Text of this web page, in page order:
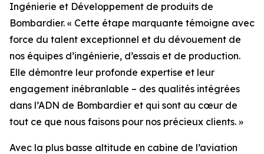
Ingénierie et Développement de produits de
Bombardier. « Cette étape marquante témoigne avec
force du talent exceptionnel et du dévouement de
nos équipes d’ingénierie, d’essais et de production.
Elle démontre leur profonde expertise et leur
engagement inébranlable – des qualités intégrées
dans l’ADN de Bombardier et qui sont au cœur de
tout ce que nous faisons pour nos précieux clients. »
Avec la plus basse altitude en cabine de l’aviation